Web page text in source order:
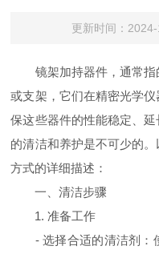
更新时间：
镜架加持器件，通常指
或支架，它们在精密光学
保这些器件的性能稳定、
的清洁和养护是不可少的
方式的详细描述：
一、清洁步骤
1. 准备工作
- 选择合适的清洁剂：